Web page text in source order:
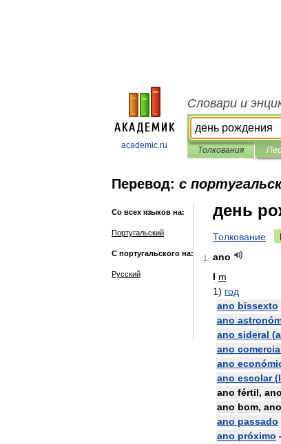
academic.ru
Словари и
Толкования
Перевод: с
Со всех языков на:
Португальский
С португальского на:
Русский
день
Толкование
1
ano
I m
1) год
ano bissexto
ano
ano sideral (
ano
ano
ano escolar(
ano fértil, ano
ano bom, ano
ano passado
ano próximo